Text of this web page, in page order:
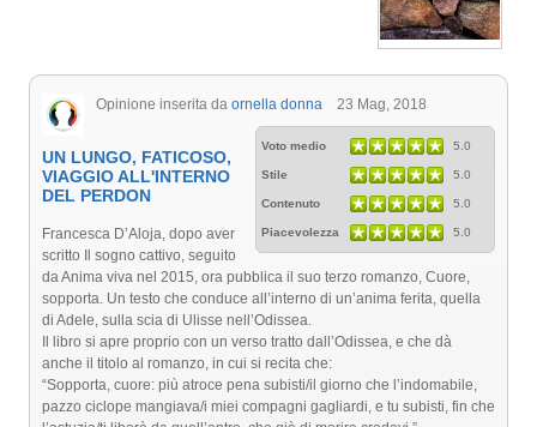
Opinione inserita da ornella donna 23 Mag, 2018
Voto medio 5.0
Stile 5.0
Contenuto 5.0
Piacevolezza 5.0
UN LUNGO, FATICOSO,
VIAGGIO ALL'INTERNO
DEL PERDON
Francesca D’Aloja, dopo aver
scritto Il sogno cattivo, seguito
da Anima viva nel 2015, ora pubblica il suo terzo romanzo, Cuore,
sopporta. Un testo che conduce all’interno di un’anima ferita, quella
di Adele, sulla scia di Ulisse nell’Odissea.
Il libro si apre proprio con un verso tratto dall’Odissea, e che dà
anche il titolo al romanzo, in cui si recita che:
“Sopporta, cuore: più atroce pena subisti/il giorno che l’indomabile,
pazzo ciclope mangiava/i miei compagni gagliardi, e tu subisti, fin che